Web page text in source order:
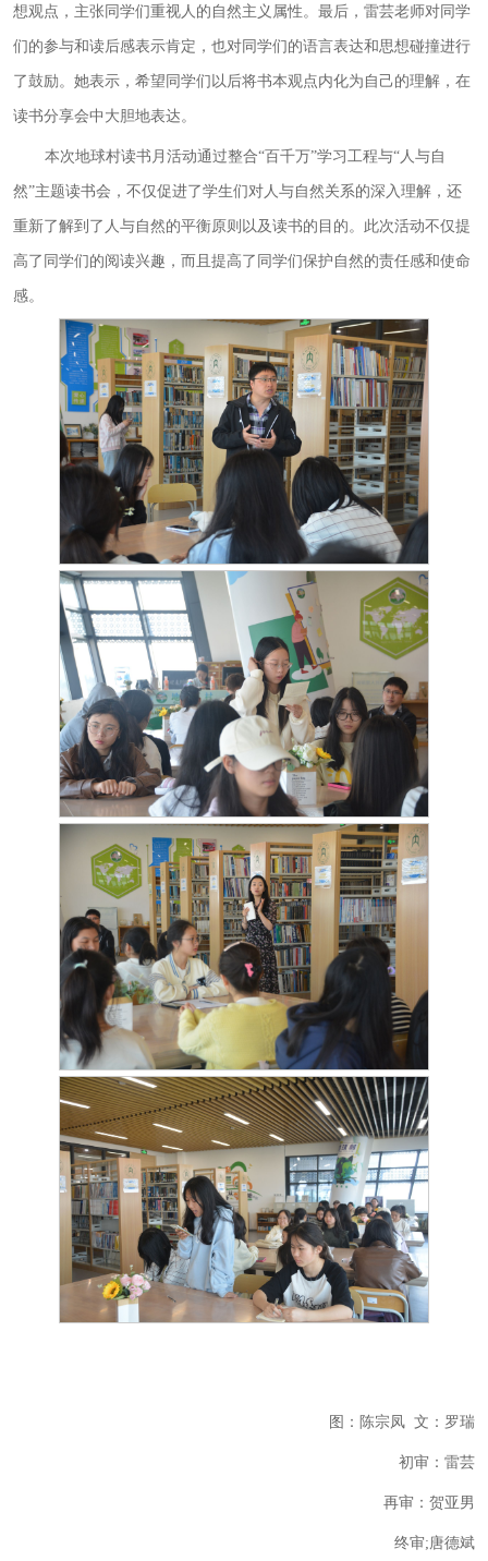
想观点，主张同学们重视人的自然主义属性。最后，雷芸老师对同学
们的参与和读后感表示肯定，也对同学们的语言表达和思想碰撞进行
了鼓励。她表示，希望同学们以后将书本观点内化为自己的理解，在
读书分享会中大胆地表达。
本次地球村读书月活动通过整合“百千万”学习工程与“人与自
然”主题读书会，不仅促进了学生们对人与自然关系的深入理解，还
重新了解到了人与自然的平衡原则以及读书的目的。此次活动不仅提
高了同学们的阅读兴趣，而且提高了同学们保护自然的责任感和使命
感。
图：陈宗凤 文：罗瑞
初审：雷芸
再审：贺亚男
终审;唐德斌